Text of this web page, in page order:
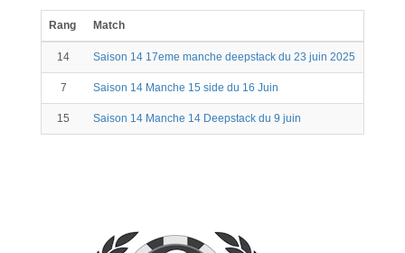
Rang Match
14 Saison 14 17eme manche deepstack du 23 juin 2025
7 Saison 14 Manche 15 side du 16 Juin
15 Saison 14 Manche 14 Deepstack du 9 juin